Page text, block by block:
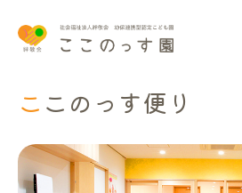
トップページ
園の理念
ここのっ す便り